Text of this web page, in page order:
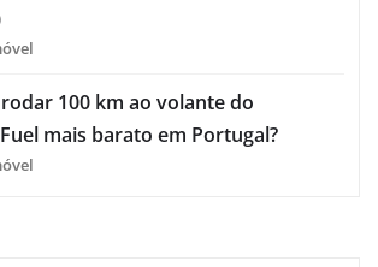
100 km ao volante do
mais barato em Portugal?